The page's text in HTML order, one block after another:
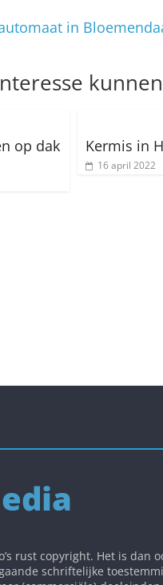
in
op dak
Kermis in
16 april 2022
rust copyright. Het is dan
schriftelijke